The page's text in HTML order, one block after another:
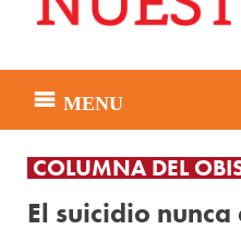
MENU
COLUMNA DEL
El suicidio